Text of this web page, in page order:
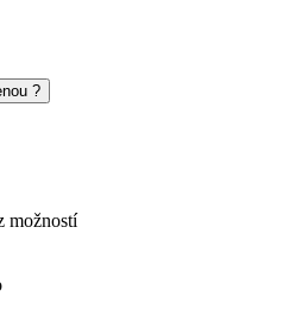
?
možností